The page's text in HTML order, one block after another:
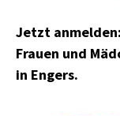
Jetzt
Frauen und
in Engers.